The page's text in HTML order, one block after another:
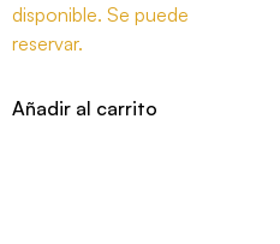
disponible. Se puede
reservar.
Añadir al carrito